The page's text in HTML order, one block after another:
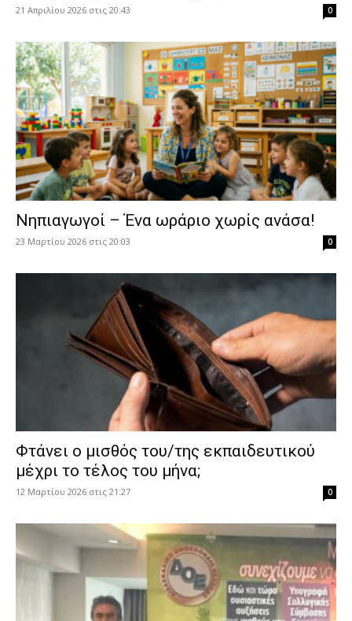
21 Απριλίου 2026 στις 20:43 0
Νηπιαγωγοί – Ένα ωράριο χωρίς ανάσα!
23 Μαρτίου 2026 στις 20:03 0
Φτάνει ο μισθός του/της εκπαιδευτικού
μέχρι το τέλος του μήνα;
12 Μαρτίου 2026 στις 21:27 0